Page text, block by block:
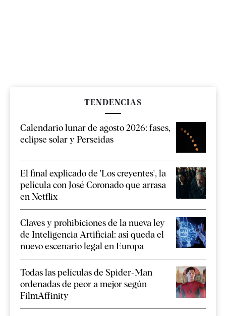
TENDENCIAS
Calendario lunar de agosto 2026: fases,
eclipse solar y Perseidas
El final explicado de 'Los creyentes', la
película con José Coronado que arrasa
en Netflix
Claves y prohibiciones de la nueva ley
de Inteligencia Artificial: así queda el
nuevo escenario legal en Europa
Todas las películas de Spider-Man
ordenadas de peor a mejor según
FilmAffinity